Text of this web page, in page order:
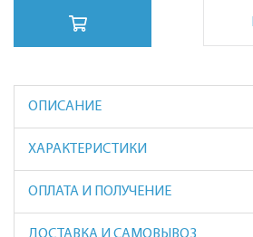
ОПИСАНИЕ
ХАРАКТЕРИСТИКИ
ОПЛАТА И ПОЛУЧЕНИЕ